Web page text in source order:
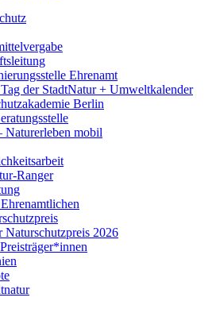
Ehrenamt
der StadtNatur + Umweltkalender
Berlin
Naturerleben mobil
Ranger
Naturschutzpreis 2026